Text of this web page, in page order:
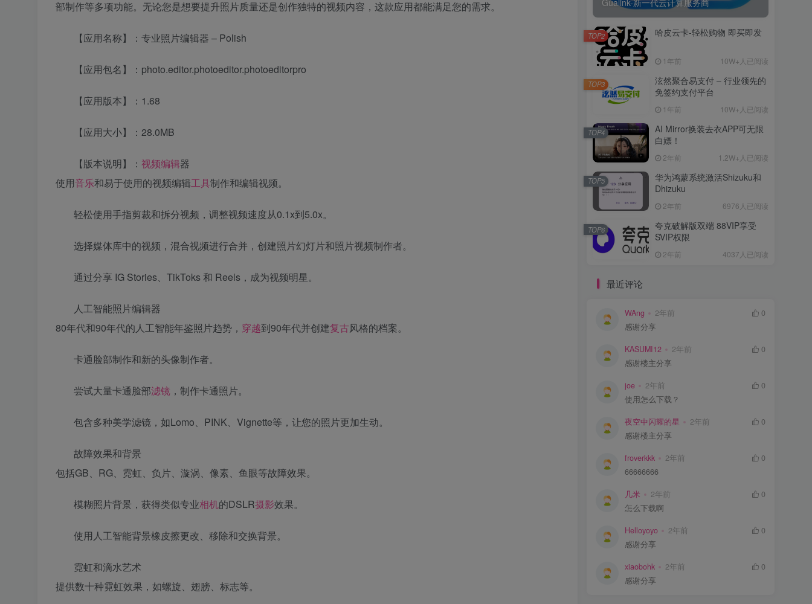
部制作等多项功能。无论您是想要提升照片质量还是创作独特的视频内容，这款应用都能满足您的需求。
【应用名称】：专业照片编辑器 – Polish
【应用包名】：photo.editor.photoeditor.photoeditorpro
【应用版本】：1.68
【应用大小】：28.0MB
【版本说明】： 视频编辑器
使用音乐和易于使用的视频编辑工具制作和编辑视频。
轻松使用手指剪裁和拆分视频，调整视频速度从0.1x到5.0x。
选择媒体库中的视频，混合视频进行合并，创建照片幻灯片和照片视频制作者。
通过分享 IG Stories、TikToks 和 Reels，成为视频明星。
人工智能照片编辑器
80年代和90年代的人工智能年鉴照片趋势， 穿越到90年代并创建复古风格的档案。
卡通脸部制作和新的头像制作者。
尝试大量卡通脸部滤镜 ，制作卡通照片。
包含多种美学滤镜，如Lomo、PINK、Vignette等，让您的照片更加生动。
故障效果和背景
包括GB、RG、霓虹、负片、漩涡、像素、鱼眼等故障效果。
模糊照片背景，获得类似专业相机的DSLR摄影效果。
使用人工智能背景橡皮擦更改、移除和交换背景。
霓虹和滴水艺术
提供数十种霓虹效果，如螺旋、翅膀、标志等。
哈皮云卡-轻松购物 即买即发
1年前 10W+人已阅读
TOP2
泫然聚合易支付 – 行业领先的
免签约支付平台
1年前 10W+人已阅读
TOP3
AI Mirror换装去衣APP可无限
白嫖！
2年前 1.2W+人已阅读
TOP4
华为鸿蒙系统激活Shizuku和
Dhizuku
2年前 6976人已阅读
TOP5
夸克破解版双端 88VIP享受
SVIP权限
2年前 4037人已阅读
TOP6
最近评论
WAng 2年前
0
感谢分享
KASUMI12 2年前
0
感谢楼主分享
joe 2年前
0
使用怎么下载？
夜空中闪耀的星 2年前
0
感谢楼主分享
froverkkk 2年前
0
66666666
几米 2年前
0
怎么下载啊
Helloyoyo 2年前
0
感谢分享
xiaobohk 2年前
0
感谢分享